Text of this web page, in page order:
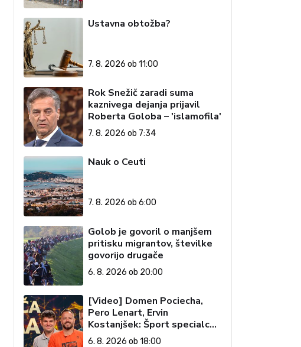
Ustavna obtožba?
7. 8. 2026 ob 11:00
Rok Snežič zaradi suma
kaznivega dejanja prijavil
Roberta Goloba – 'islamofila'
7. 8. 2026 ob 7:34
Nauk o Ceuti
7. 8. 2026 ob 6:00
Golob je govoril o manjšem
pritisku migrantov, številke
govorijo drugače
6. 8. 2026 ob 20:00
[Video] Domen Pociecha,
Pero Lenart, Ervin
Kostanjšek: Šport specialcev
(Vroča tema, 6. 8. 2026)
6. 8. 2026 ob 18:00